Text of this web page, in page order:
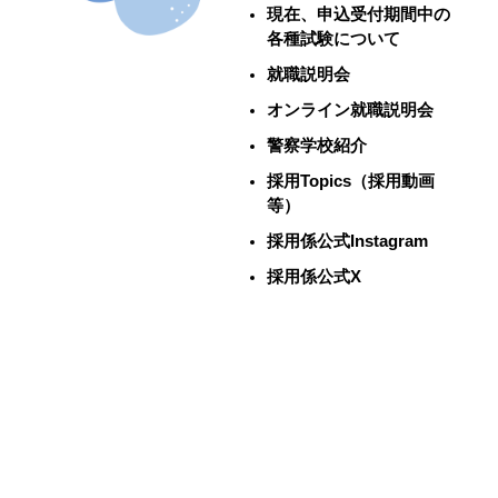
現在、申込受付期間中の
各種試験について
就職説明会
オンライン就職説明会
警察学校紹介
採用Topics（採用動画
等）
採用係公式Instagram
採用係公式X